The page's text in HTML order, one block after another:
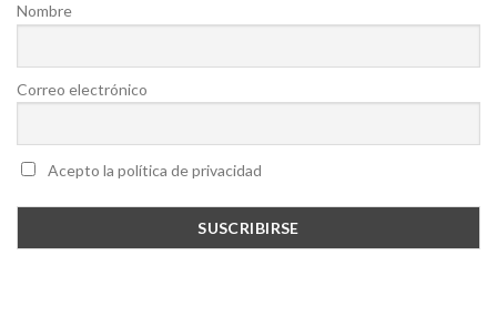
Nombre
Correo electrónico
Acepto la política de privacidad